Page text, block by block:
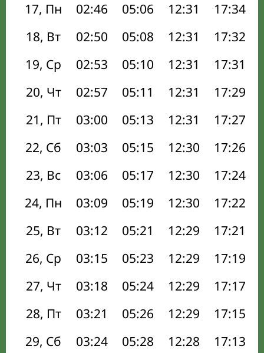
17, Пн
02:46 05:06 12:31 17:34
18, Вт
02:50 05:08 12:31 17:32
19, Ср
02:53 05:10 12:31 17:31
20, Чт
02:57 05:11 12:31 17:29
21, Пт
03:00 05:13 12:31 17:27
22, Сб
03:03 05:15 12:30 17:26
23, Вс
03:06 05:17 12:30 17:24
24, Пн
03:09 05:19 12:30 17:22
25, Вт
03:12 05:21 12:29 17:21
26, Ср
03:15 05:23 12:29 17:19
27, Чт
03:18 05:24 12:29 17:17
28, Пт
03:21 05:26 12:29 17:15
29, Сб
03:24 05:28 12:28 17:13